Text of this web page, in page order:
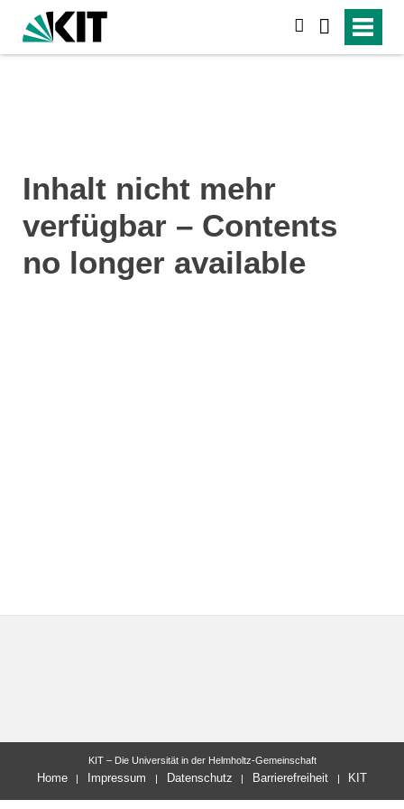
Inhalt nicht mehr
verfügbar – Contents
no longer available
KIT – Die Universität in der Helmholtz-Gemeinschaft
Home Impressum Datenschutz Barrierefreiheit KIT